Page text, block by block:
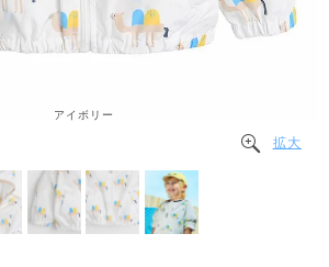
アイボリー
拡大